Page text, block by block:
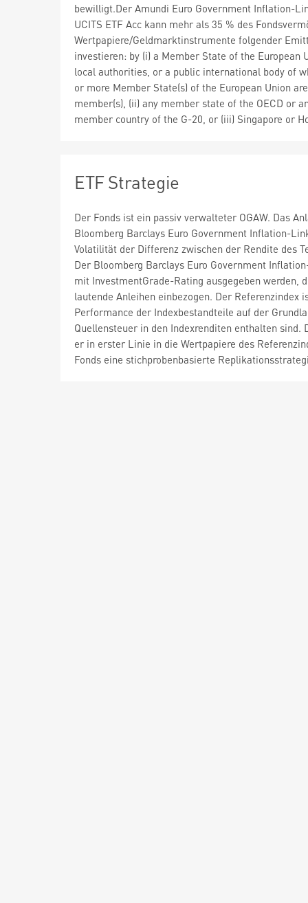
bewilligt.Der Amundi Euro Government Inflation-
UCITS ETF Acc kann mehr als 35 % des
Wertpapiere/Geldmarktinstrumente folgender
investieren: by (i) a Member State of the European
local authorities, or a public international body of
or more Member State(s) of the European Union are
member(s), (ii) any member state of the OECD or
member country of the G-20, or (iii) Singapore or
ETF Strategie
Der Fonds ist ein passiv verwalteter OGAW. Das
Bloomberg Barclays Euro Government Inflation-
Volatilität der Differenz zwischen der Rendite des
Der Bloomberg Barclays Euro Government
mit InvestmentGrade-Rating ausgegeben werden,
lautende Anleihen einbezogen. Der
Performance der Indexbestandteile auf der
Quellensteuer in den Indexrenditen enthalten
er in erster Linie in die Wertpapiere des
Fonds eine stichprobenbasierte